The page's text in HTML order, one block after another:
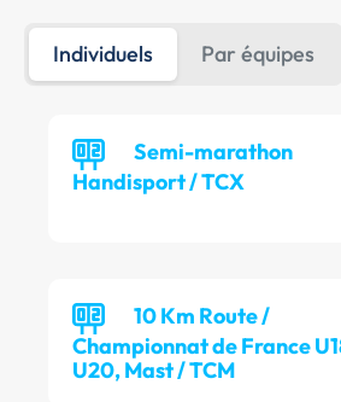
Individuels Par équipes
Semi-marathon
Handisport / TCX
10 Km Route /
Championnat de France
U20, Mast / TCM